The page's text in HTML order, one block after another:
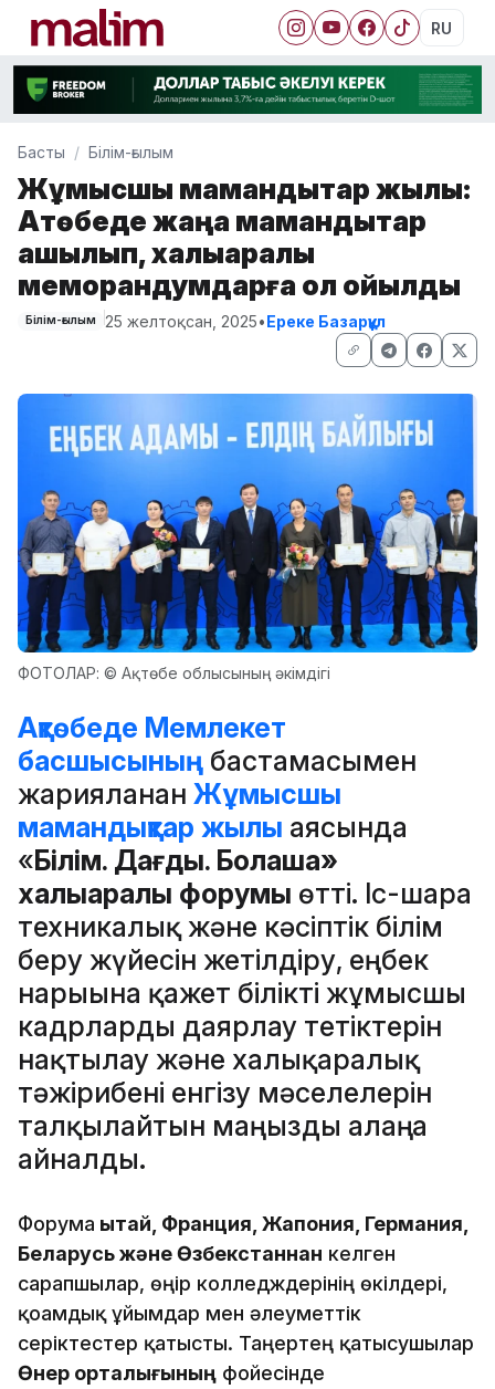
RU
Басты Білім-ғылым
Жұмысшы мамандықтар жылы:
Ақтөбеде жаңа мамандықтар
ашылып, халықаралық
меморандумдарға қол қойылды
Білім-ғылым 25 желтоқсан, 2025•Ереке Базарқұл
ФОТОЛАР: © Ақтөбе облысының әкімдігі
Ақтөбеде Мемлекет
басшысының бастамасымен
жарияланған Жұмысшы
мамандықтар жылы аясында
«Білім. Дағды. Болашақ»
халықаралық форумы өтті. Іс-шара
техникалық және кәсіптік білім
беру жүйесін жетілдіру, еңбек
нарығына қажет білікті жұмысшы
кадрларды даярлау тетіктерін
нақтылау және халықаралық
тәжірибені енгізу мәселелерін
талқылайтын маңызды алаңға
айналды.
Форумға Қытай, Франция, Жапония, Германия,
Беларусь және Өзбекстаннан келген
сарапшылар, өңір колледждерінің өкілдері,
қоғамдық ұйымдар мен әлеуметтік
серіктестер қатысты. Таңертең қатысушылар
Өнер орталығының фойесінде